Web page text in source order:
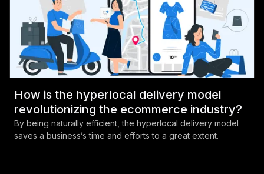
How is the hyperlocal delivery model
revolutionizing the ecommerce industry?
By being naturally efficient, the hyperlocal delivery model
saves a business’s time and efforts to a great extent.